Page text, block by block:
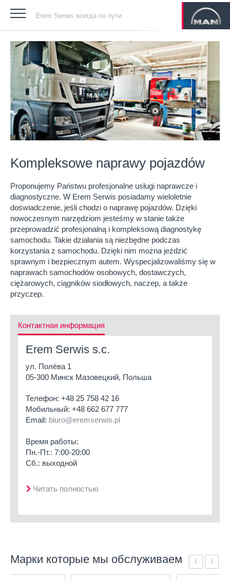
Erem Serwis всегда по пути
Kompleksowe naprawy pojazdów
Proponujemy Państwu profesjonalne usługi naprawcze i
diagnostyczne. W Erem Serwis posiadamy wieloletnie
doświadczenie, jeśli chodzi o naprawę pojazdów. Dzięki
nowoczesnym narzędziom jesteśmy w stanie także
przeprowadzić profesjonalną i kompleksową diagnostykę
samochodu. Takie działania są niezbędne podczas
korzystania z samochodu. Dzięki nim można jeździć
sprawnym i bezpiecznym autem. Wyspecjalizowaliśmy się w
naprawach samochodów osobowych, dostawczych,
ciężarowych, ciągników siodłowych, naczep, a także
przyczep.
Контактная информация
Erem Serwis s.c.
ул. Полёва 1
05-300 Минск Мазовецкий, Польша
Телефон: +48 25 758 42 16
Мобильный: +48 662 677 777
Email: biuro@eremserwis.pl
Время работы:
Пн.-Пт.: 7:00-20:00
Сб.: выходной
Читать полностью
Марки которые мы обслуживаем ‹ ›